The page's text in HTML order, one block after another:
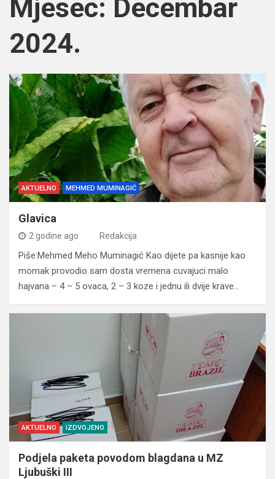
Mjesec: Decembar
2024.
AKTUELNO MEHMED MUMINAGIĆ
Glavica
2 godine ago Redakcija
Piše:Mehmed Meho Muminagić Kao dijete pa kasnije kao
momak provodio sam dosta vremena cuvajuci malo
hajvana – 4 – 5 ovaca, 2 – 3 koze i jednu ili dvije krave…
AKTUELNO IZDVOJENO
Podjela paketa povodom blagdana u MZ
Ljubuški III